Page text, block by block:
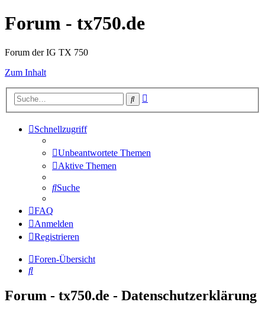
Forum - tx750.de
Forum der IG TX 750
Zum Inhalt
Suche
Schnellzugriff
Unbeantwortete Themen
Aktive Themen
Suche
FAQ
Anmelden
Registrieren
Foren-Übersicht
Suche
Forum - tx750.de - Datenschutzerklärung